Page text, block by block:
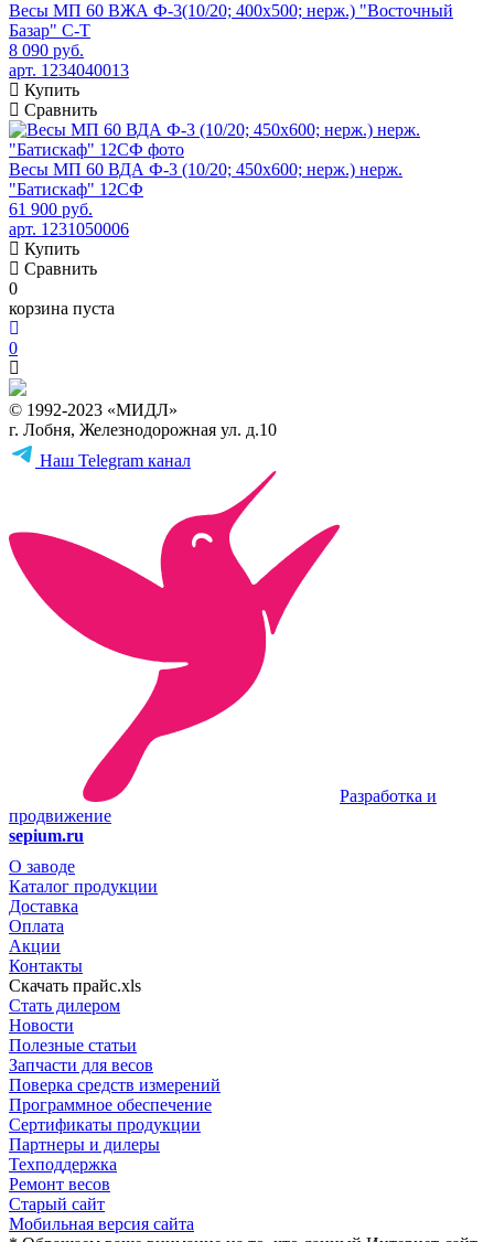
Весы МП 60 ВЖА Ф-3(10/20; 400х500; нерж.) "Восточный
Базар" С-Т
8 090 руб.
арт. 1234040013
Купить
Сравнить
Весы МП 60 ВДА Ф-3 (10/20; 450х600; нерж.) нерж.
"Батискаф" 12СФ
61 900 руб.
арт. 1231050006
Купить
Сравнить
0
корзина пуста
0
© 1992-2023 «МИДЛ»
г. Лобня, Железнодорожная ул. д.10
Наш Telegram канал
Разработка и
продвижение
sepium.ru
О заводе
Каталог продукции
Доставка
Оплата
Акции
Контакты
Скачать прайс.xls
Стать дилером
Новости
Полезные статьи
Запчасти для весов
Поверка средств измерений
Программное обеспечение
Сертификаты продукции
Партнеры и дилеры
Техподдержка
Ремонт весов
Старый сайт
Мобильная версия сайта